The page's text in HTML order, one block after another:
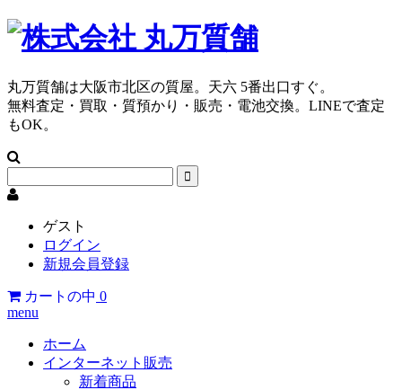
丸万質舗は大阪市北区の質屋。天六 5番出口すぐ。
無料査定・買取・質預かり・販売・電池交換。LINEで査定
もOK。
ゲスト
ログイン
新規会員登録
カートの中 0
menu
ホーム
インターネット販売
新着商品